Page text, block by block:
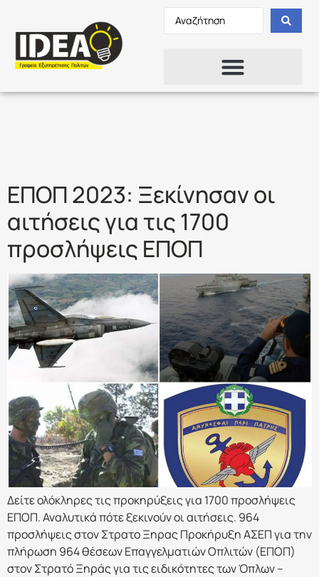
ΕΠΟΠ 2023: Ξεκίνησαν οι
αιτήσεις για τις 1700
προσλήψεις ΕΠΟΠ
Δείτε ολόκληρες τις προκηρύξεις για 1700 προσλήψεις
ΕΠΟΠ. Αναλυτικά πότε ξεκινούν οι αιτήσεις. 964
προσλήψεις στον Στρατο Ξηρας Προκήρυξη ΑΣΕΠ για την
πλήρωση 964 θέσεων Επαγγελματιών Οπλιτών (ΕΠΟΠ)
στον Στρατό Ξηράς για τις ειδικότητες των Όπλων –